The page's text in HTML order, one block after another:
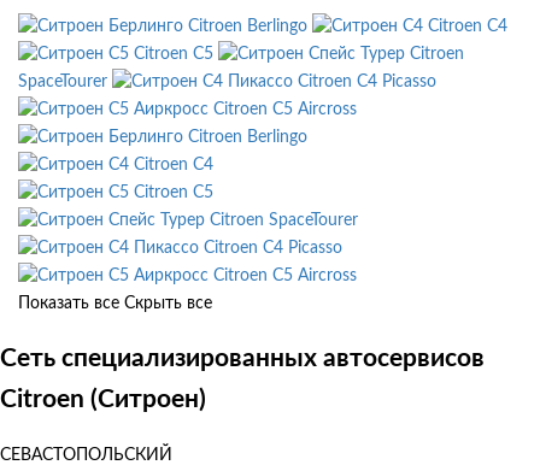
Citroen Berlingo
Citroen C4
Citroen C5
Citroen
SpaceTourer
Citroen C4 Picasso
Citroen C5 Aircross
Citroen Berlingo
Citroen C4
Citroen C5
Citroen SpaceTourer
Citroen C4 Picasso
Citroen C5 Aircross
Показать все Скрыть все
Сеть специализированных автосервисов
Citroen (Ситроен)
СЕВАСТОПОЛЬСКИЙ